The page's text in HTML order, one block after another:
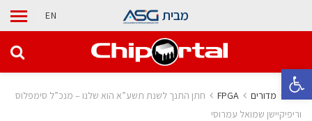
פתח סרגל נגישות
מבית EN
בית מדורים ‫‪FPGA‬‬
חתן התנך לשנת תשע”א הוא שלנו – מנכ”ל סימפלוס
וריפיקיישן שמואל עמרוסי